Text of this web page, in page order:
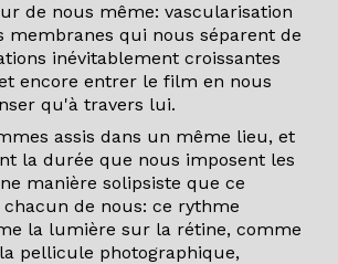
de nous même: vascularisation
membranes qui nous séparent de
inévitablement croissantes
encore entrer le film en nous
qu'à travers lui.
assis dans un même lieu, et
la durée que nous imposent les
manière solipsiste que ce
de nous: ce rythme
la lumière sur la rétine, comme
pellicule photographique,